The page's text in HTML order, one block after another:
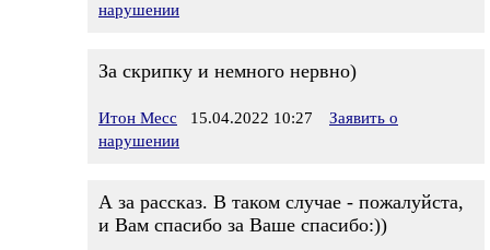
нарушении
За скрипку и немного нервно)
Итон Месс 15.04.2022 10:27
Заявить о
нарушении
А за рассказ. В таком случае - пожалуйста,
и Вам спасибо за Ваше спасибо:))